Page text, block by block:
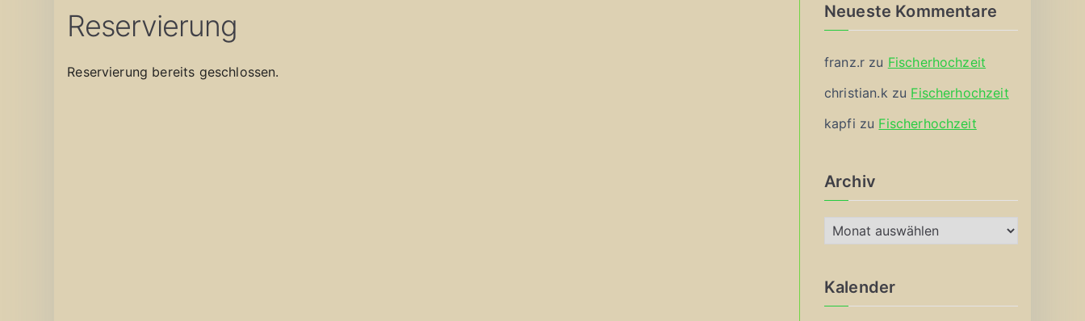
Reservierung
Reservierung bereits geschlossen.
Neueste Kommentare
franz.r zu Fischerhochzeit
christian.k zu Fischerhochzeit
kapfi zu Fischerhochzeit
Archiv
r
h
Kalender